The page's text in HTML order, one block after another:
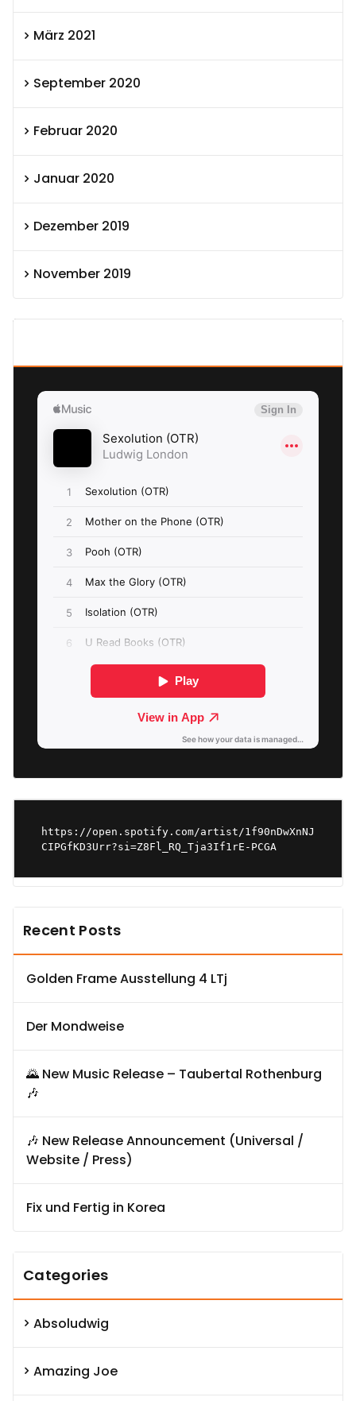
März 2021
September 2020
Februar 2020
Januar 2020
Dezember 2019
November 2019
https://open.spotify.com/artist/1f90nDwXnNJ
CIPGfKD3Urr?si=Z8Fl_RQ_Tja3If1rE-PCGA
Recent Posts
Golden Frame Ausstellung 4 LTj
Der Mondweise
🌄 New Music Release – Taubertal Rothenburg
🎶
🎶 New Release Announcement (Universal /
Website / Press)
Fix und Fertig in Korea
Categories
Absoludwig
Amazing Joe